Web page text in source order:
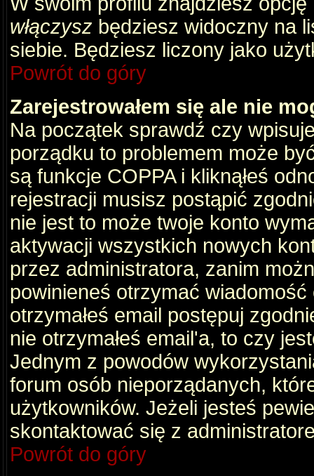
włączysz będziesz widoczny na
siebie. Będziesz liczony jako
Powrót do góry
Zarejestrowałem się ale nie
Na początek sprawdź czy
porządku to problemem może
są funkcje COPPA i kliknąłeś
rejestracji musisz postąpić
nie jest to może twoje konto
aktywacji wszystkich nowych
przez administratora, zanim
powinieneś otrzymać
otrzymałeś email postępuj
nie otrzymałeś email'a, to czy
Jednym z powodów
forum osób nieporządanych,
użytkowników. Jeżeli jesteś
skontaktować się z
Powrót do góry